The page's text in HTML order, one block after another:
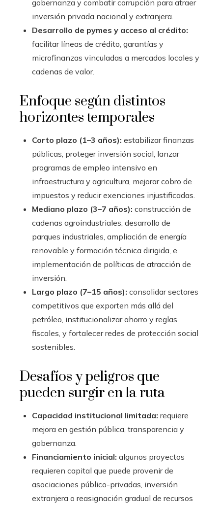
gobernanza y combatir corrupción para atraer
inversión privada nacional y extranjera.
Desarrollo de pymes y acceso al crédito:
facilitar líneas de crédito, garantías y
microfinanzas vinculadas a mercados locales y
cadenas de valor.
Enfoque según distintos
horizontes temporales
Corto plazo (1–3 años): estabilizar finanzas
públicas, proteger inversión social, lanzar
programas de empleo intensivo en
infraestructura y agricultura, mejorar cobro de
impuestos y reducir exenciones injustificadas.
Mediano plazo (3–7 años): construcción de
cadenas agroindustriales, desarrollo de
parques industriales, ampliación de energía
renovable y formación técnica dirigida, e
implementación de políticas de atracción de
inversión.
Largo plazo (7–15 años): consolidar sectores
competitivos que exporten más allá del
petróleo, institucionalizar ahorro y reglas
fiscales, y fortalecer redes de protección social
sostenibles.
Desafíos y peligros que
pueden surgir en la ruta
Capacidad institucional limitada: requiere
mejora en gestión pública, transparencia y
gobernanza.
Financiamiento inicial: algunos proyectos
requieren capital que puede provenir de
asociaciones público-privadas, inversión
extranjera o reasignación gradual de recursos